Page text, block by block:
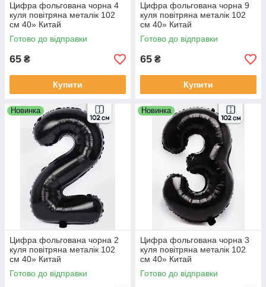
Цифра фольгована чорна 4
куля повітряна металік 102
см 40» Китай
Готово до відправки
65 ₴
Купити
Цифра фольгована чорна 9
куля повітряна металік 102
см 40» Китай
Готово до відправки
65 ₴
Купити
Новинка
Цифра фольгована чорна 2
куля повітряна металік 102
см 40» Китай
Готово до відправки
Новинка
Цифра фольгована чорна 3
куля повітряна металік 102
см 40» Китай
Готово до відправки